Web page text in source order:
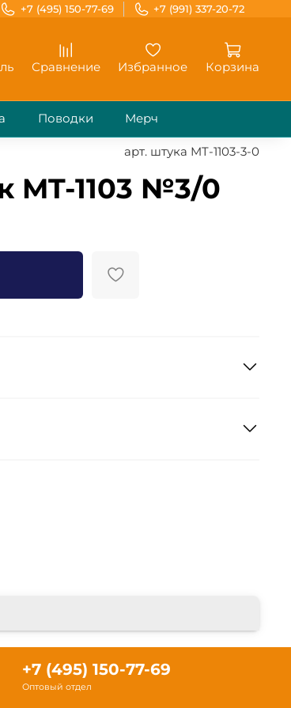
+7 (495) 150-77-69 +7 (991) 337-20-72
Сравнение Избранное Корзина
Поводки Мерч
арт. штука MT-1103-3-0
MT-1103 №3/0
+7 (495) 150-77-69
Оптовый отдел